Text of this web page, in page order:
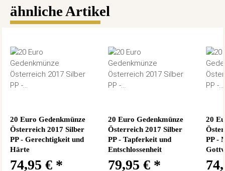
ähnliche Artikel
20 Euro Gedenkmünze
Österreich 2017 Silber
PP - Gerechtigkeit und
Härte
74,95 € *
20 Euro Gedenkmünze
Österreich 2017 Silber
PP - Tapferkeit und
Entschlossenheit
79,95 € *
20
PP -